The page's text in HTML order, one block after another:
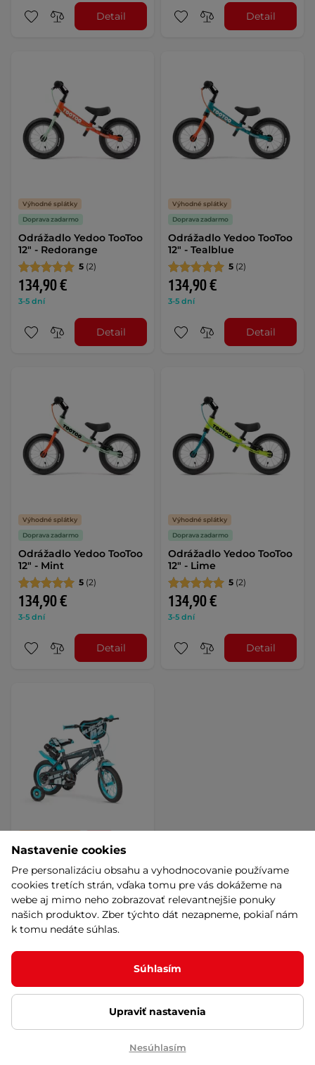
Detail Detail
Výhodné splátky
Doprava zadarmo
Odrážadlo Yedoo TooToo
12" - Redorange
5 (2)
134,90 €
3-5 dní
Detail
Výhodné splátky
Doprava zadarmo
Odrážadlo Yedoo TooToo
12" - Tealblue
5 (2)
134,90 €
3-5 dní
Detail
Výhodné splátky
Doprava zadarmo
Odrážadlo Yedoo TooToo
12" - Mint
5 (2)
134,90 €
3-5 dní
Detail
Výhodné splátky
Doprava zadarmo
Odrážadlo Yedoo TooToo
12" - Lime
5 (2)
134,90 €
3-5 dní
Detail
Detský bicykel Toimsa
Blue Ice 12" • 85-100 cm
AKCIA
(1)
139,90 € 149,90 €
na sklade – 11.8. u Vás
-7%
Nastavenie cookies
Pre personalizáciu obsahu a vyhodnocovanie používame
cookies tretích strán, vďaka tomu pre vás dokážeme na
webe aj mimo neho zobrazovať relevantnejšie ponuky
našich produktov. Zber týchto dát nezapneme, pokiaľ nám
k tomu nedáte súhlas.
Súhlasím
Upraviť nastavenia
Nesúhlasím